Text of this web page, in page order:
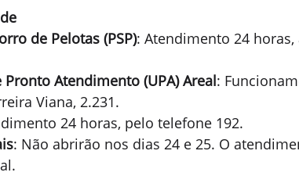
de Pelotas (PSP): Atendimento 24 horas,
Atendimento (UPA) Areal:
Viana, 2.231.
24 horas, pelo telefone 192.
: Não abrirão nos dias 24 e 25. O